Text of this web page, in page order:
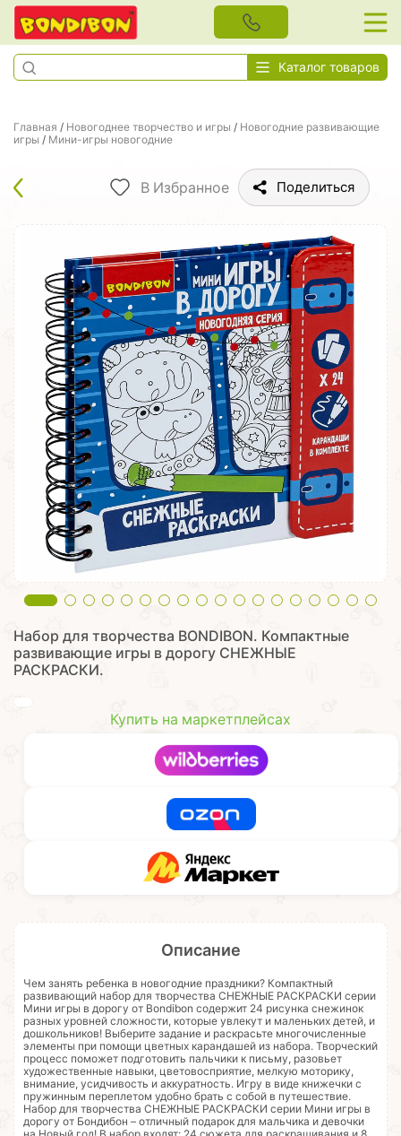
Каталог товаров
Главная / Новогоднее творчество и игры / Новогодние развивающие
игры / Мини-игры новогодние
В Избранное Поделиться
Набор для творчества BONDIBON. Компактные
развивающие игры в дорогу СНЕЖНЫЕ
РАСКРАСКИ.
Купить на маркетплейсах
Описание
Чем занять ребенка в новогодние праздники? Компактный
развивающий набор для творчества СНЕЖНЫЕ РАСКРАСКИ серии
Мини игры в дорогу от Bondibon содержит 24 рисунка снежинок
разных уровней сложности, которые увлекут и маленьких детей, и
дошкольников! Выберите задание и раскрасьте многочисленные
элементы при помощи цветных карандашей из набора. Творческий
процесс поможет подготовить пальчики к письму, разовьет
художественные навыки, цветовосприятие, мелкую моторику,
внимание, усидчивость и аккуратность. Игру в виде книжечки с
пружинным переплетом удобно брать с собой в путешествие.
Набор для творчества СНЕЖНЫЕ РАСКРАСКИ серии Мини игры в
дорогу от Бондибон – отличный подарок для мальчика и девочки